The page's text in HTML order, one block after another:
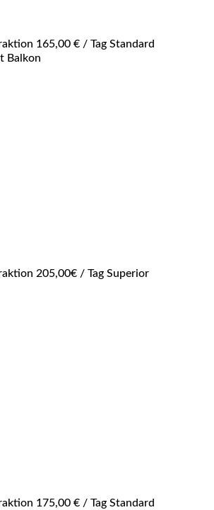
165,00 € / Tag Standard
Balkon
205,00€ / Tag Superior
175,00 € / Tag Standard